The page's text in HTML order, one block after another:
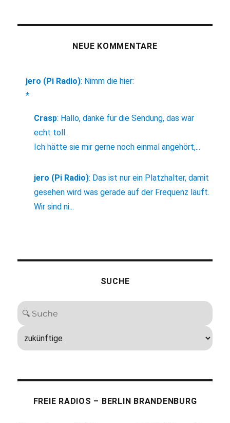
NEUE KOMMENTARE
jero (Pi Radio): Nimm die hier:
*
Crasp: Hallo, danke für die Sendung, das war
echt toll.
Ich hätte sie mir gerne noch einmal angehört,...
jero (Pi Radio): Das ist nur ein Platzhalter, damit
gesehen wird was gerade auf der Frequenz läuft.
Wir sind ni...
SUCHE
FREIE RADIOS – BERLIN BRANDENBURG